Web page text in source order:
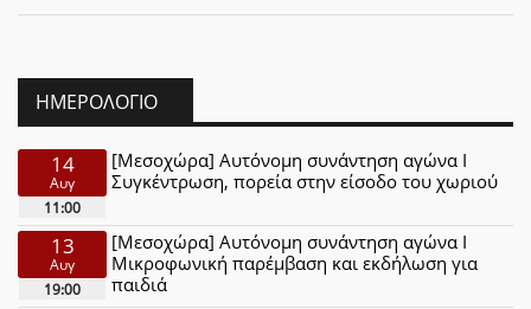
ΗΜΕΡΟΛΌΓΙΟ
14
Αυγ
11:00
[Μεσοχώρα] Αυτόνομη συνάντηση αγώνα Ι
Συγκέντρωση, πορεία στην είσοδο του χωριού
13
Αυγ
19:00
[Μεσοχώρα] Αυτόνομη συνάντηση αγώνα Ι
Μικροφωνική παρέμβαση και εκδήλωση για
παιδιά